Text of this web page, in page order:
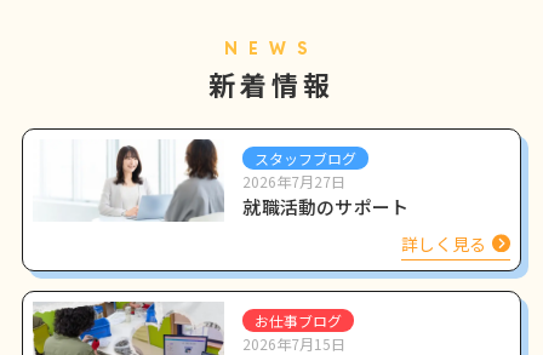
NEWS
新着情報
スタッフブログ
2026年7月27日
就職活動のサポート
詳しく見る
お仕事ブログ
2026年7月15日